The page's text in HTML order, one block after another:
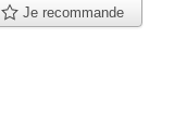
Je recommande